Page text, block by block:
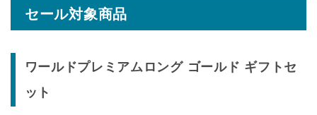
セール対象商品
ワールドプレミアムロング ゴールド ギフトセ
ット